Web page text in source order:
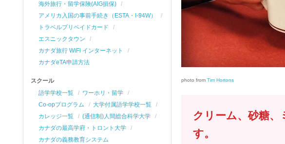
photo from Tim Hortons
クリーム、砂糖、
す。
海外旅行・留学保険(AIG損保)
アメリカ入国の事前手続き（ESTA・I-94W）
トラベルプリペイドカード
エスニックタウン
カナダ旅行 WiFi インターネット
カナダeTA申請方法
スクール
語学学校一覧
ワーホリ・留学
Co-opプログラム
大学付属語学学校一覧
カレッジ一覧
(通信制)人間総合科学大学
カナダの最高学府・トロント大学
カナダの義務教育システム